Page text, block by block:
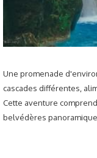
Une promenade
cascades différentes,
Cette aventure
belvédères